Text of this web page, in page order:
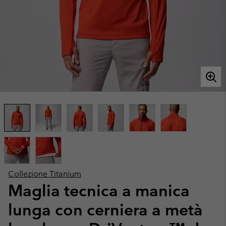
Collezione Titanium
Maglia tecnica a manica
lunga con cerniera a metà